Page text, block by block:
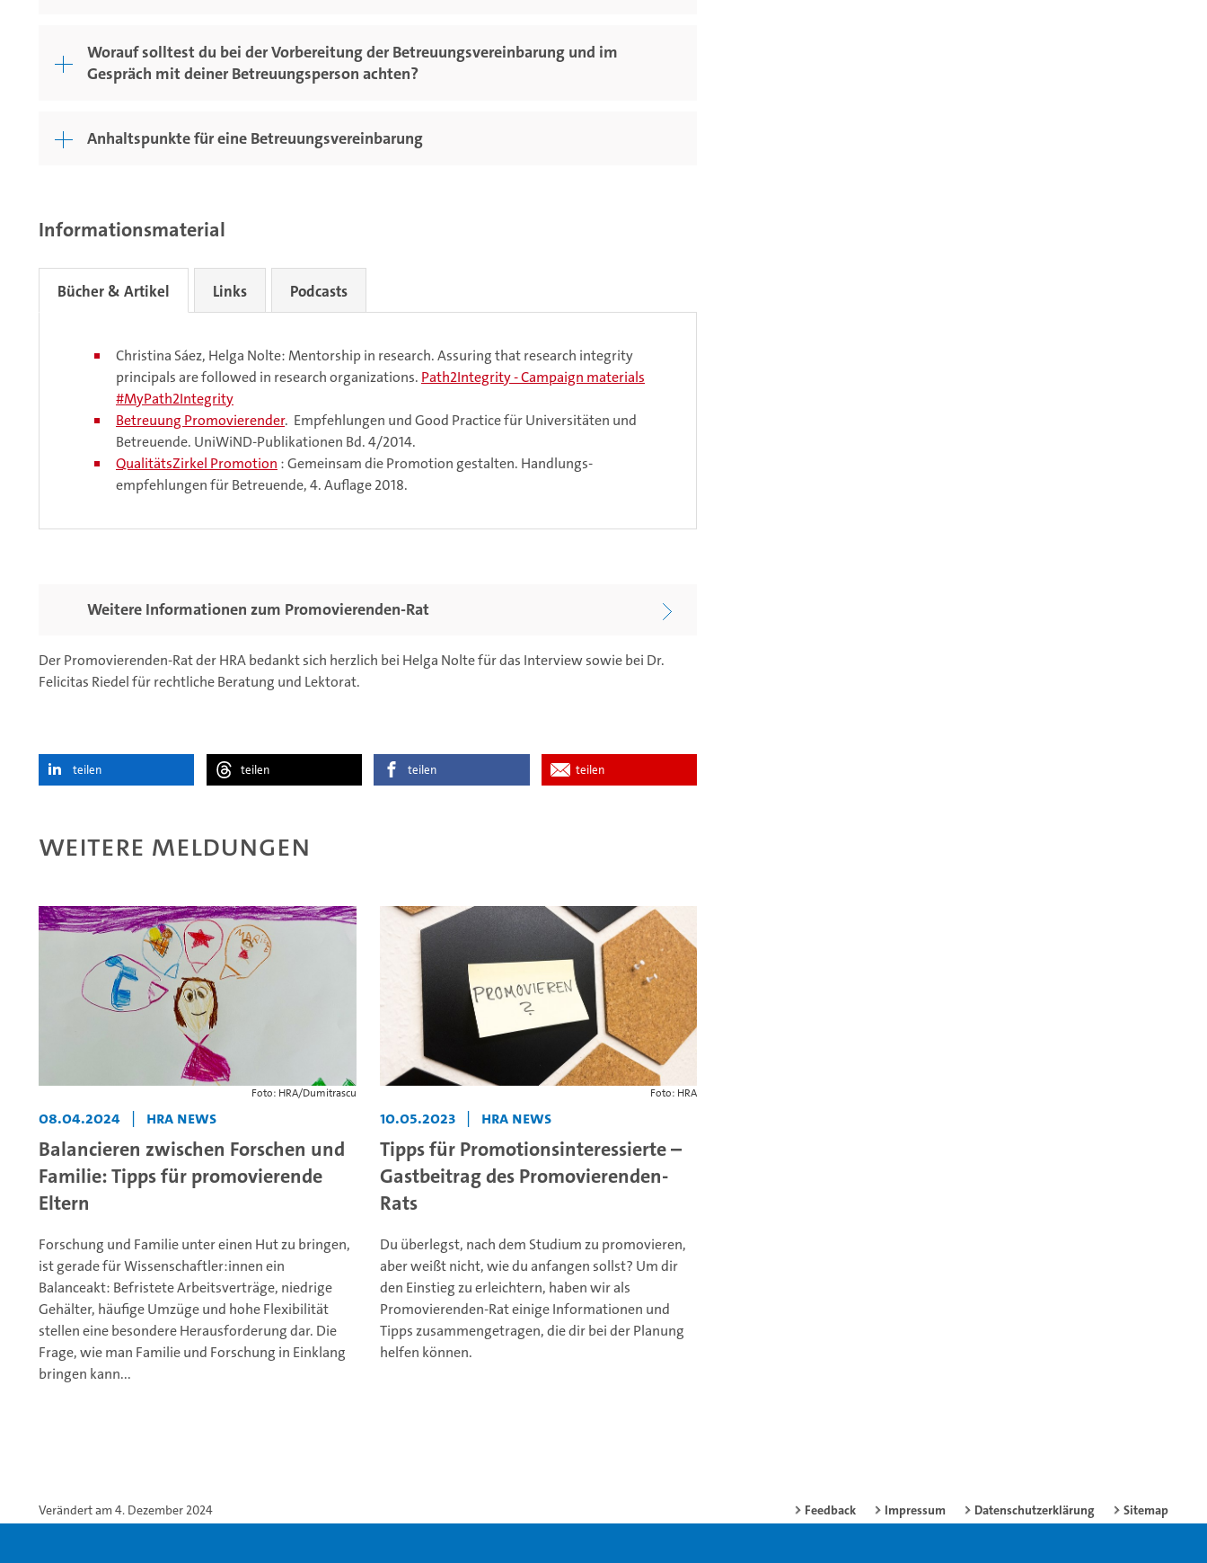
Worauf solltest du bei der Vorbereitung der Betreuungsvereinbarung und im
Gespräch mit deiner Betreuungsperson achten?
Anhaltspunkte für eine Betreuungsvereinbarung
Informationsmaterial
Bücher & Artikel Links Podcasts
Christina Sáez, Helga Nolte: Mentorship in research. Assuring that research integrity
principals are followed in research organizations. Path2Integrity - Campaign materials
#MyPath2Integrity
Betreuung Promovierender. Empfehlungen und Good Practice für Universitäten und
Betreuende. UniWiND-Publikationen Bd. 4/2014.
QualitätsZirkel Promotion : Gemeinsam die Promotion gestalten. Handlungs­
empfehlungen für Betreuende, 4. Auflage 2018.
Weitere Informationen zum Promovierenden-Rat
Der Promovierenden-Rat der HRA bedankt sich herzlich bei Helga Nolte für das Interview sowie bei Dr.
Felicitas Riedel für rechtliche Beratung und Lektorat.
teilen teilen teilen teilen
Weitere Meldungen
Foto: HRA/Dumitrascu
08.04.2024 | HRA News
Balancieren zwischen Forschen und
Familie: Tipps für promovierende
Eltern
Forschung und Familie unter einen Hut zu bringen,
ist gerade für Wissenschaftler:innen ein
Balanceakt: Befristete Arbeitsverträge, niedrige
Gehälter, häufige Umzüge und hohe Flexibilität
stellen eine besondere Herausforderung dar. Die
Frage, wie man Familie und Forschung in Einklang
bringen kann...
Foto: HRA
10.05.2023 | HRA News
Tipps für Promotionsinteressierte –
Gastbeitrag des Promovierenden-
Rats
Du überlegst, nach dem Studium zu promovieren,
aber weißt nicht, wie du anfangen sollst? Um dir
den Einstieg zu erleichtern, haben wir als
Promovierenden-Rat einige Informationen und
Tipps zusammengetragen, die dir bei der Planung
helfen können.
Verändert am 4. Dezember 2024 Feedback Impressum Datenschutzerklärung Sitemap